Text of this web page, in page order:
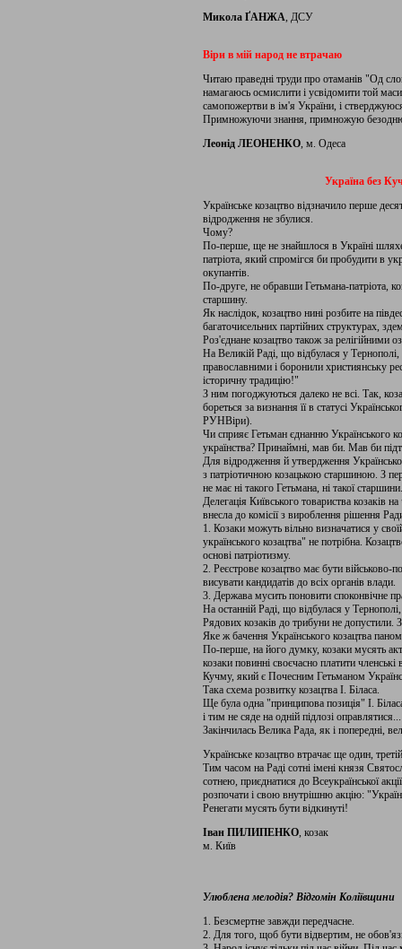
Микола ҐАНЖА, ДСУ
Віри в мій народ не втрачаю
Читаю праведні труди про отаманів "Од
намагаюсь осмислити і усвідомити той
самопожертви в ім'я України, і
Примножуючи знання, примножую безодню
Леонід ЛЕОНЕНКО, м. Одеса
Україна без
Українське козацтво відзначило перше
відродження не збулися.
Чому?
По-перше, ще не знайшлося в Україні
патріота, який спромігся би пробудити в
окупантів.
По-друге, не обравши Гетьмана-патріота,
старшину.
Як наслідок, козацтво нині розбите на
багаточисельних партійних структурах,
Роз'єднане козацтво також за релігійними
На Великій Раді, що відбулася у
православними і боронили християнську
історичну традицію!"
З ним погоджуються далеко не всі. Так,
бореться за визнання її в статусі
РУНВіри).
Чи сприяє Гетьман єднанню Українського
українства? Принаймні, мав би. Мав би
Для відродження й утвердження
з патріотичною козацькою старшиною. З
не має ні такого Гетьмана, ні такої старшини.
Делегація Київського товариства
внесла до комісії з вироблення рішення
1. Козаки можуть вільно визначатися у
українського козацтва" не потрібна.
основі патріотизму.
2. Реєстрове козацтво має бути
висувати кандидатів до всіх органів влади.
3. Держава мусить поновити споконвічне
На останній Раді, що відбулася у
Рядових козаків до трибуни не допустили.
Яке ж бачення Українського козацтва
По-перше, на його думку, козаки мусять
козаки повинні своєчасно платити
Кучму, який є Почесним Гетьманом
Така схема розвитку козацтва І. Біласа.
Ще була одна "принципова позиція" І.
і тим не сяде на одній підлозі оправлятися...
Закінчилась Велика Рада, як і попередні,
Українське козацтво втрачає ще один,
Тим часом на Раді сотні імені князя
сотнею, приєднатися до Всеукраїнської
розпочати і свою внутрішню акцію:
Ренегати мусять бути відкинуті!
Іван ПИЛИПЕНКО, козак
м. Київ
Улюблена мелодія? Відгомін Коліївщини
1. Безсмертне завжди передчасне.
2. Для того, щоб бути відвертим, не